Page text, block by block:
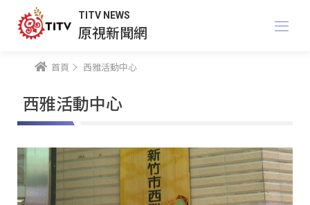
TITV NEWS
原視新聞網
首頁 西雅活動中心
西雅活動中心